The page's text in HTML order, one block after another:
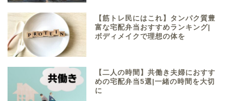
【筋トレ民にはこれ】タンパク質豊
富な宅配弁当おすすめランキング|
ボディメイクで理想の体を
【二人の時間】共働き夫婦におすす
めの宅配弁当5選|一緒の時間を大切
に